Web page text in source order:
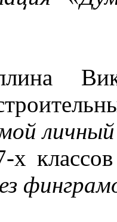
х